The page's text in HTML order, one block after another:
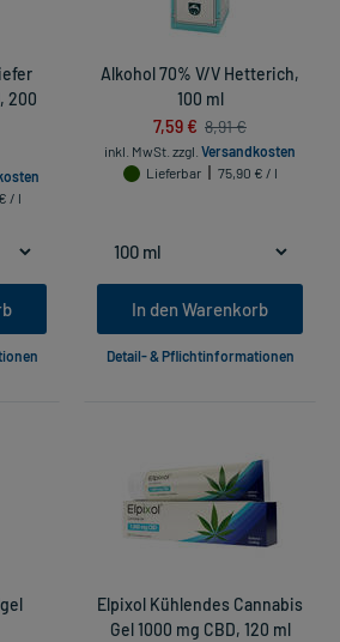
200
/ l
Alkohol 70% V/V Hetterich,
100 ml
7,59 € 8,91 €
inkl. MwSt. zzgl. Versandkosten
Lieferbar
75,90 € / l
In den Warenkorb
Detail- & Pflichtinformationen
Elpixol Kühlendes Cannabis
Gel 1000 mg CBD, 120 ml